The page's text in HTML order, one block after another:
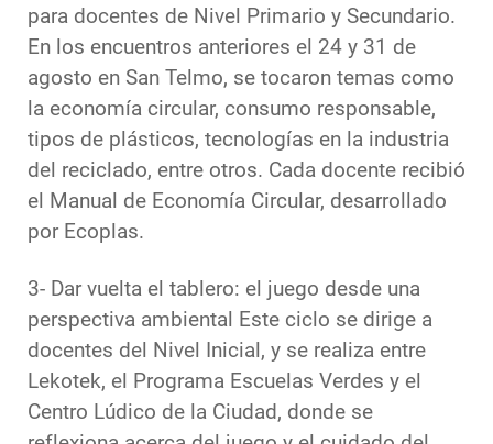
para docentes de Nivel Primario y Secundario.
En los encuentros anteriores el 24 y 31 de
agosto en San Telmo, se tocaron temas como
la economía circular, consumo responsable,
tipos de plásticos, tecnologías en la industria
del reciclado, entre otros. Cada docente recibió
el Manual de Economía Circular, desarrollado
por Ecoplas.
3- Dar vuelta el tablero: el juego desde una
perspectiva ambiental Este ciclo se dirige a
docentes del Nivel Inicial, y se realiza entre
Lekotek, el Programa Escuelas Verdes y el
Centro Lúdico de la Ciudad, donde se